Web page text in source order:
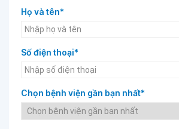
Họ và tên*
Số điện thoại*
Chọn bệnh viện gần bạn nhất*